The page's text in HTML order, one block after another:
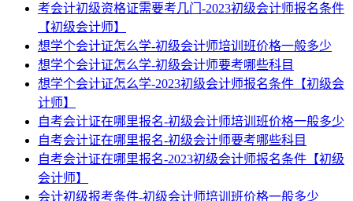
考会计初级资格证需要考几门-2023初级会计师报名条件
【初级会计师】
想学个会计证怎么学-初级会计师培训班价格一般多少
想学个会计证怎么学-初级会计师要考哪些科目
想学个会计证怎么学-2023初级会计师报名条件【初级会
计师】
自考会计证在哪里报名-初级会计师培训班价格一般多少
自考会计证在哪里报名-初级会计师要考哪些科目
自考会计证在哪里报名-2023初级会计师报名条件【初级
会计师】
会计初级报考条件-初级会计师培训班价格一般多少